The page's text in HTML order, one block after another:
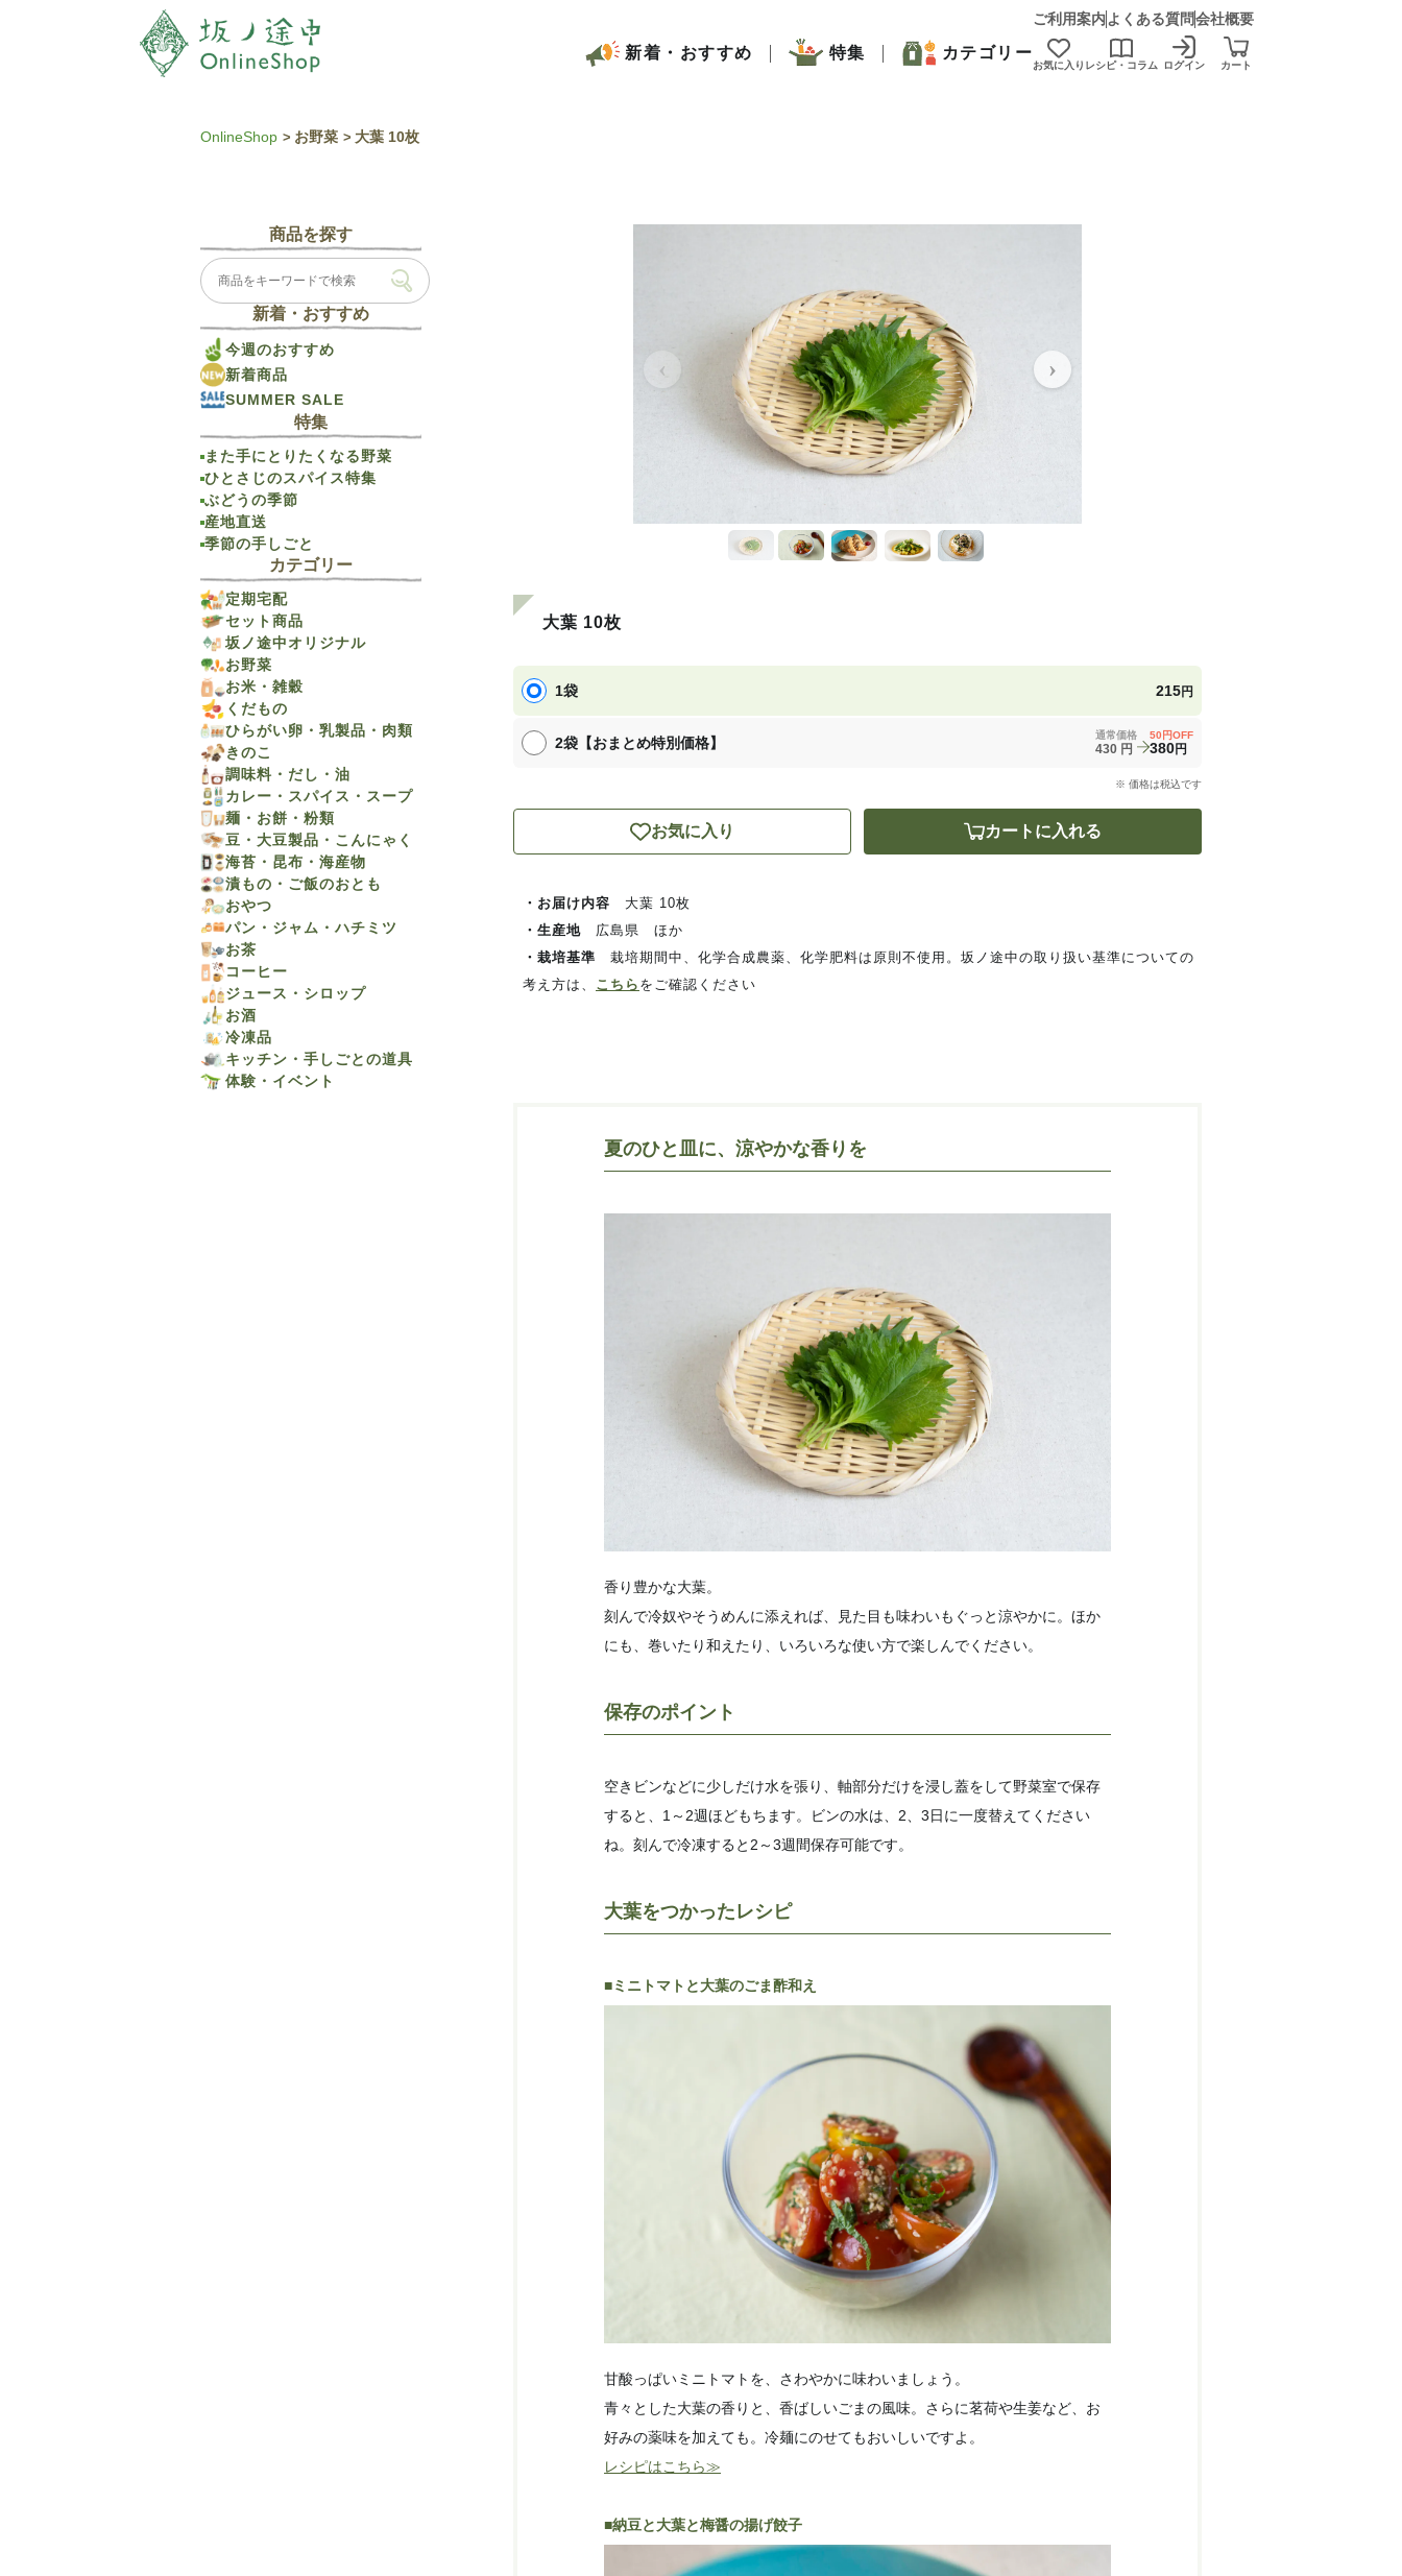
ご利用案内 よくある質問会社概要
新着・おすすめ 特集 カテゴリー
お気に入り レシピ・コラム ログイン カート
OnlineShop お野菜 大葉 10枚
大葉 10枚
1袋 215円
2袋【おまとめ特別価格】 通常価格
430 円
50 円OFF
380円
※ 価格は税込です
お気に入り カートに入れる
・お届け内容 大葉 10枚
・生産地 広島県 ほか
・栽培基準 栽培期間中、化学合成農薬、化学肥料は原則不使用。坂ノ途中の取り扱い基準についての
考え方は、 こちら をご確認ください
夏のひと皿に、涼やかな香りを
香り豊かな大葉。
刻んで冷奴やそうめんに添えれば、見た目も味わいもぐっと涼やかに。ほか
にも、巻いたり和えたり、いろいろな使い方で楽しんでください。
保存のポイント
空きビンなどに少しだけ水を張り、軸部分だけを浸し蓋をして野菜室で保存
すると、1～2週ほどもちます。ビンの水は、2、3日に一度替えてください
ね。刻んで冷凍すると2～3週間保存可能です。
大葉をつかったレシピ
■ミニトマトと大葉のごま酢和え
甘酸っぱいミニトマトを、さわやかに味わいましょう。
青々とした大葉の香りと、香ばしいごまの風味。さらに茗荷や生姜など、お
好みの薬味を加えても。冷麺にのせてもおいしいですよ。
レシピはこちら≫
■納豆と大葉と梅醤の揚げ餃子
商品を探す
新着・おすすめ
今週のおすすめ
新着商品
SUMMER SALE
特集
また手にとりたくなる野菜
ひとさじのスパイス特集
ぶどうの季節
産地直送
季節の手しごと
カテゴリー
定期宅配
セット商品
坂ノ途中オリジナル
お野菜
お米・雑穀
くだもの
ひらがい卵・乳製品・肉類
きのこ
調味料・だし・油
カレー・スパイス・スープ
麺・お餅・粉類
豆・大豆製品・こんにゃく
海苔・昆布・海産物
漬もの・ご飯のおとも
おやつ
パン・ジャム・ハチミツ
お茶
コーヒー
ジュース・シロップ
お酒
冷凍品
キッチン・手しごとの道具
体験・イベント